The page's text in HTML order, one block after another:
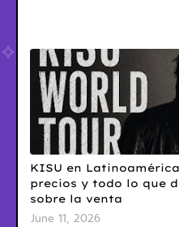
KISU en
precios y todo lo que
sobre la venta
June 11, 2026